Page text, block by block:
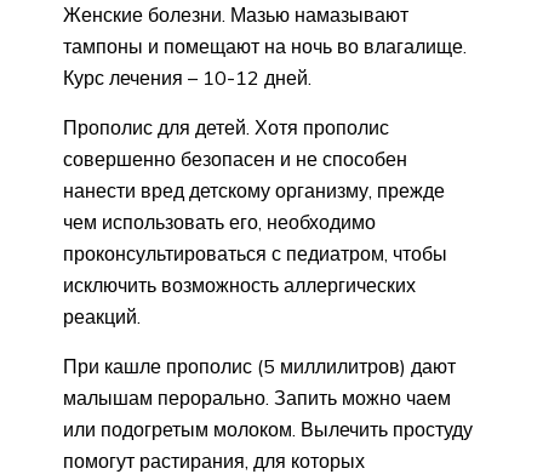
Женские болезни. Мазью намазывают
тампоны и помещают на ночь во влагалище.
Курс лечения – 10-12 дней.
Прополис для детей. Хотя прополис
совершенно безопасен и не способен
нанести вред детскому организму, прежде
чем использовать его, необходимо
проконсультироваться с педиатром, чтобы
исключить возможность аллергических
реакций.
При кашле прополис (5 миллилитров) дают
малышам перорально. Запить можно чаем
или подогретым молоком. Вылечить простуду
помогут растирания, для которых